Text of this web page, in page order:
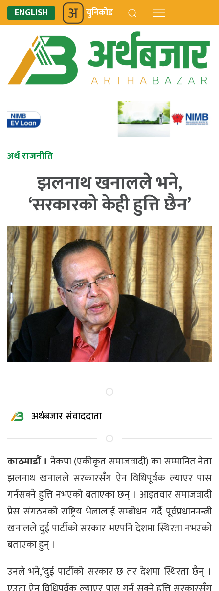
ENGLISH युनिकोड
अर्थ राजनीति
झलनाथ खनालले भने,
‘सरकारको केही हुत्ति छैन’
अर्थबजार संवाददाता
काठमाडौं । नेकपा (एकीकृत समाजवादी) का सम्मानित नेता
झलनाथ खनालले सरकारसँग ऐन विधिपूर्वक ल्याएर पास
गर्नसक्ने हुत्ति नभएको बताएका छन् । आइतवार समाजवादी
प्रेस संगठनको राष्ट्रिय भेलालाई सम्बोधन गर्दै पूर्वप्रधानमन्त्री
खनालले दुई पार्टीको सरकार भएपनि देशमा स्थिरता नभएको
बताएका हुन् ।
उनले भने,‘दुई पार्टीको सरकार छ तर देशमा स्थिरता छैन् ।